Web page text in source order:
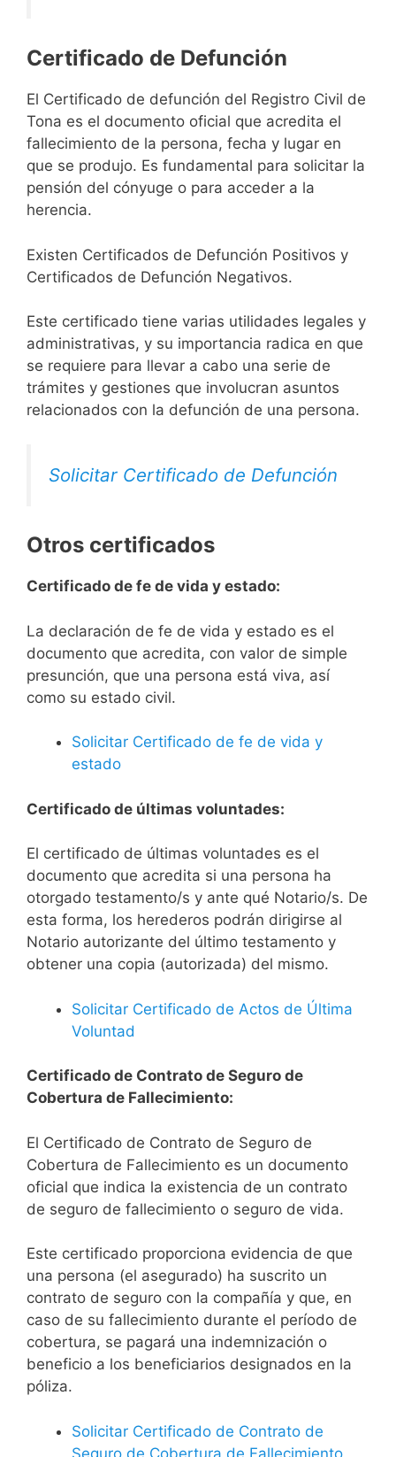
Certificado de Defunción
El Certificado de defunción del Registro Civil de
Tona es el documento oficial que acredita el
fallecimiento de la persona, fecha y lugar en
que se produjo. Es fundamental para solicitar la
pensión del cónyuge o para acceder a la
herencia.
Existen Certificados de Defunción Positivos y
Certificados de Defunción Negativos.
Este certificado tiene varias utilidades legales y
administrativas, y su importancia radica en que
se requiere para llevar a cabo una serie de
trámites y gestiones que involucran asuntos
relacionados con la defunción de una persona.
Solicitar Certificado de Defunción
Otros certificados
Certificado de fe de vida y estado:
La declaración de fe de vida y estado es el
documento que acredita, con valor de simple
presunción, que una persona está viva, así
como su estado civil.
Solicitar Certificado de fe de vida y
estado
Certificado de últimas voluntades:
El certificado de últimas voluntades es el
documento que acredita si una persona ha
otorgado testamento/s y ante qué Notario/s. De
esta forma, los herederos podrán dirigirse al
Notario autorizante del último testamento y
obtener una copia (autorizada) del mismo.
Solicitar Certificado de Actos de Última
Voluntad
Certificado de Contrato de Seguro de
Cobertura de Fallecimiento:
El Certificado de Contrato de Seguro de
Cobertura de Fallecimiento es un documento
oficial que indica la existencia de un contrato
de seguro de fallecimiento o seguro de vida.
Este certificado proporciona evidencia de que
una persona (el asegurado) ha suscrito un
contrato de seguro con la compañía y que, en
caso de su fallecimiento durante el período de
cobertura, se pagará una indemnización o
beneficio a los beneficiarios designados en la
póliza.
Solicitar Certificado de Contrato de
Seguro de Cobertura de Fallecimiento